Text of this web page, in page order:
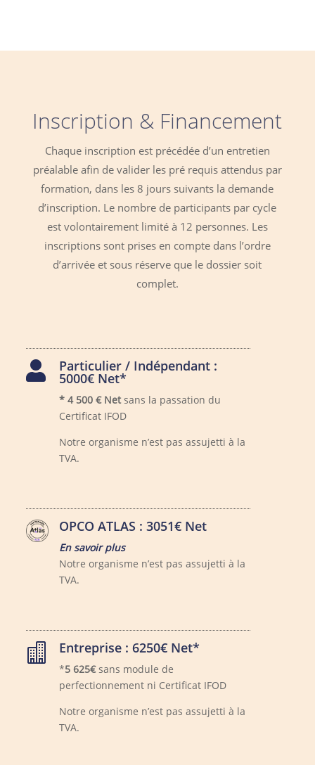
Inscription & Financement
Chaque inscription est précédée d’un entretien
préalable afin de valider les pré requis attendus par
formation, dans les 8 jours suivants la demande
d’inscription. Le nombre de participants par cycle
est volontairement limité à 12 personnes. Les
inscriptions sont prises en compte dans l’ordre
d’arrivée et sous réserve que le dossier soit
complet.
 Particulier / Indépendant :
5000€ Net*
* 4 500 € Netsans la passation du
Certificat IFOD
Notre organisme n’est pas assujetti à la
TVA.
OPCO ATLAS : 3051€ Net
En savoir plus
Notre organisme n’est pas assujetti à la
TVA.
 Entreprise : 6250€ Net*
*5 625€sans module de
perfectionnement ni Certificat IFOD
Notre organisme n’est pas assujetti à la
TVA.